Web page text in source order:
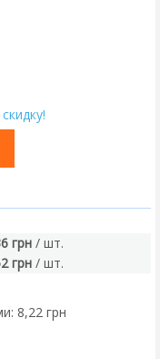
грн / шт.
грн / шт.
8,22 грн